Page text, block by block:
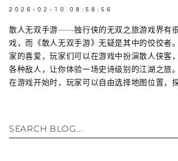
2026-02-10 08:58:56
散人无双手游——独行侠的无双之旅游戏界有
戏，而《散人无双手游》无疑是其中的佼佼者
家的喜爱，玩家们可以在游戏中扮演散人侠客
各种敌人，让你体验一场史诗级别的江湖之旅
在游戏开始时，玩家可以自由选择地图位置，
SEARCH BLOG...